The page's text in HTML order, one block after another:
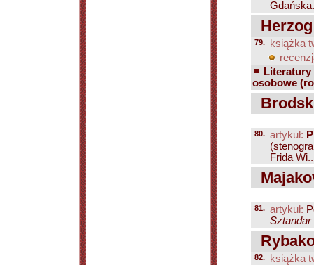
79.
książka
Literatury
osobowe
80. artykuł:
Frida
81. artykuł:
Sztandar
82.
książka